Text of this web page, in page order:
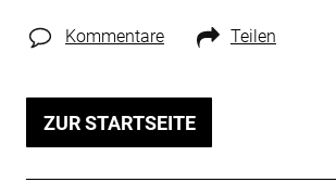
Kommentare Teilen
ZUR STARTSEITE